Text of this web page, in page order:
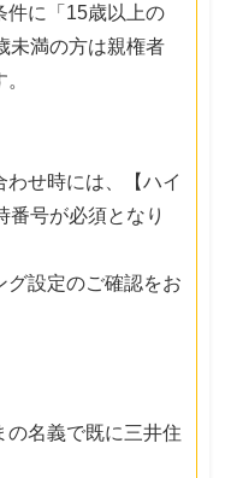
に「15歳以上の
未満の方は親権者
せ時には、【ハイ
番号が必須となり
設定のご確認をお
名義で既に三井住